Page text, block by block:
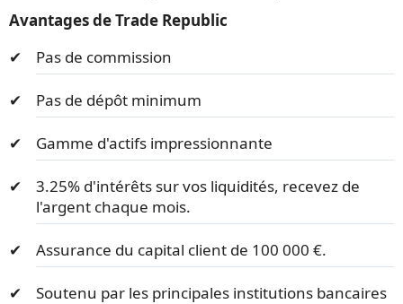
Avantages de Trade Republic
Pas de commission
Pas de dépôt minimum
Gamme d'actifs impressionnante
3.25% d'intérêts sur vos liquidités, recevez de
l'argent chaque mois.
Assurance du capital client de 100 000 €.
Soutenu par les principales institutions bancaires